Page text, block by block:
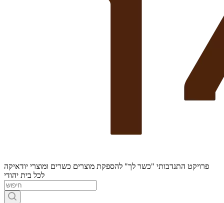
פרויקט התנדבותי "כשר לך" להספקת מוצרים כשרים ומוצרי יודאיקה
לכל בית יהודי